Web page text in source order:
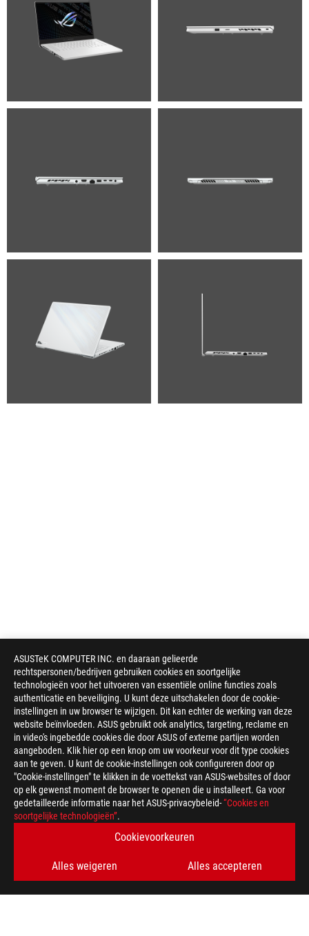
ASUSTeK COMPUTER INC. en daaraan gelieerde
rechtspersonen/bedrijven gebruiken cookies en soortgelijke
technologieën voor het uitvoeren van essentiële online functies zoals
authenticatie en beveiliging. U kunt deze uitschakelen door de cookie-
instellingen in uw browser te wijzigen. Dit kan echter de werking van deze
website beïnvloeden. ASUS gebruikt ook analytics, targeting, reclame en
in video's ingebedde cookies die door ASUS of externe partijen worden
aangeboden. Klik hier op een knop om uw voorkeur voor dit type cookies
aan te geven. U kunt de cookie-instellingen ook configureren door op
"Cookie-instellingen" te klikken in de voettekst van ASUS-websites of door
op elk gewenst moment de browser te openen die u installeert. Ga voor
gedetailleerde informatie naar het ASUS-privacybeleid-“Cookies en
soortgelijke technologieën”.
Cookievoorkeuren
Alles weigeren Alles accepteren
ASUS
voettekst> GAMING LAPTOPS